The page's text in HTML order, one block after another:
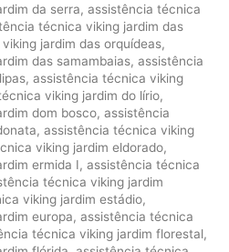
da serra, assistência técnica
técnica viking jardim das
jardim das orquídeas,
das samambaias, assistência
, assistência técnica viking
viking jardim do lírio,
dom bosco, assistência
, assistência técnica viking
viking jardim eldorado,
ermida I, assistência técnica
técnica viking jardim
viking jardim estádio,
europa, assistência técnica
técnica viking jardim florestal,